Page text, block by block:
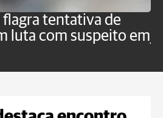
tentativa de
luta com suspeito em